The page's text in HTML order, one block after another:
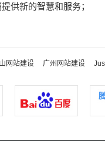
供新的智慧和服务；
网站建设 广州网站建设